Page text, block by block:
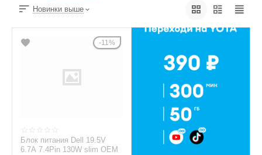
Новинки выше
11%
Блок питания Dell 19.5V
6.7A 7.4Pin 130W slim OEM